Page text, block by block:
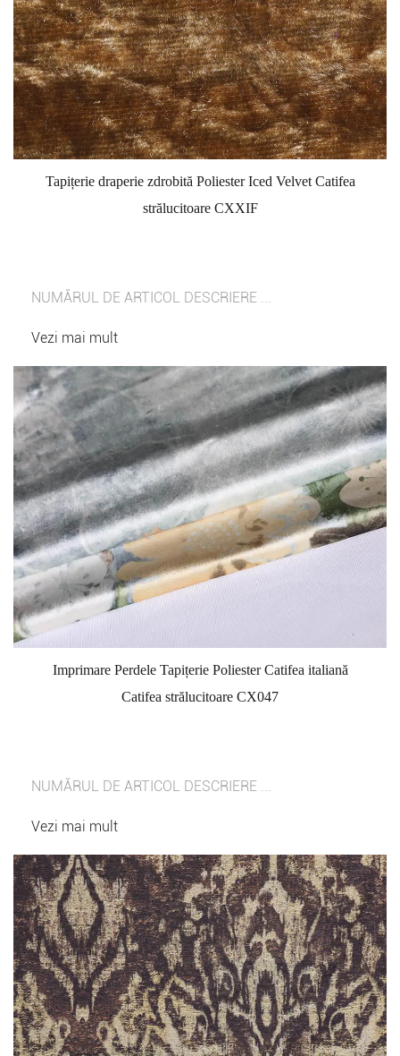
Tapițerie draperie zdrobită Poliester Iced Velvet Catifea
strălucitoare CXXIF
NUMĂRUL DE ARTICOL DESCRIERE ...
Vezi mai mult
Imprimare Perdele Tapițerie Poliester Catifea italiană
Catifea strălucitoare CX047
NUMĂRUL DE ARTICOL DESCRIERE ...
Vezi mai mult